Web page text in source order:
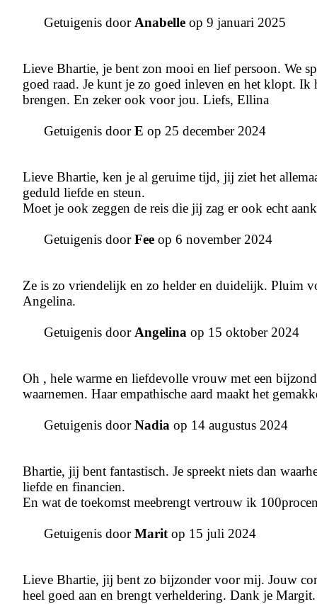
Getuigenis doorAnabelle op 9 januari 2025
Lieve Bhartie, je bent zon mooi en lief persoon. We
goed raad. Je kunt je zo goed inleven en het klopt.
brengen. En zeker ook voor jou. Liefs, Ellina
Getuigenis doorE op 25 december 2024
Lieve Bhartie, ken je al geruime tijd, jij ziet het
geduld liefde en steun.
Moet je ook zeggen de reis die jij zag er ook echt
Getuigenis doorFee op 6 november 2024
Ze is zo vriendelijk en zo helder en duidelijk. Pluim
Angelina.
Getuigenis doorAngelina op 15 oktober 2024
Oh , hele warme en liefdevolle vrouw met een
waarnemen. Haar empathische aard maakt het
Getuigenis doorNadia op 14 augustus 2024
Bhartie, jij bent fantastisch. Je spreekt niets dan
liefde en financien.
En wat de toekomst meebrengt vertrouw ik
Getuigenis doorMaritop 15 juli 2024
Lieve Bhartie, jij bent zo bijzonder voor mij. Jouw
heel goed aan en brengt verheldering. Dank je Margit.